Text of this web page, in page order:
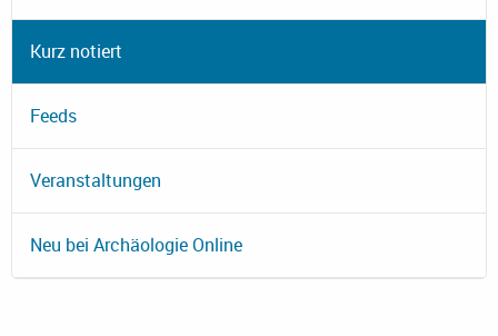
Kurz notiert
Feeds
Veranstaltungen
Neu bei Archäologie Online